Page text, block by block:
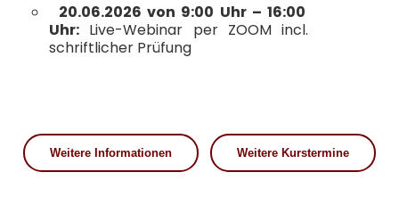
20.06.2026 von 9:00 Uhr – 16:00
Uhr: Live-Webinar per ZOOM incl.
schriftlicher Prüfung
Weitere Informationen Weitere Kurstermine